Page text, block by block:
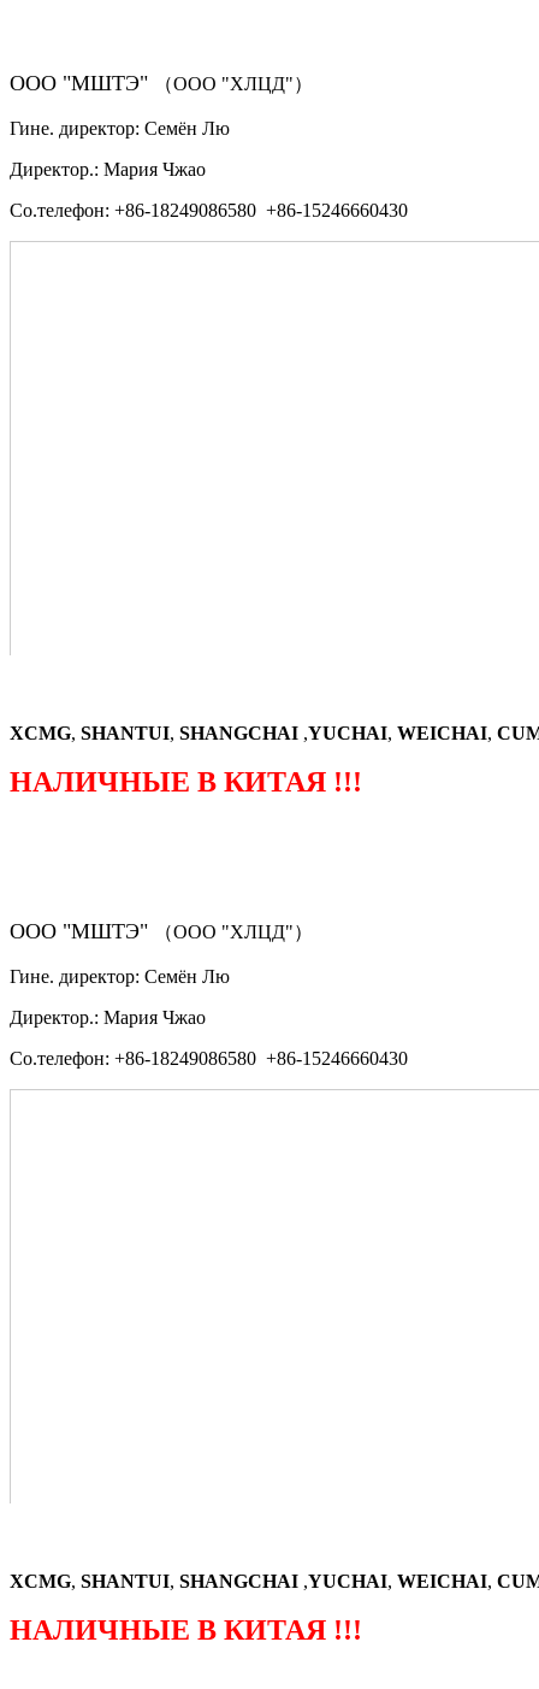
ООО "МШТЭ" （ООО "ХЛЦД"）
Гине. директор: Семён Лю
Директор.: Мария Чжао
Со.телефон: +86-18249086580 +86-15246660430
XCMG, SHANTUI, SHANGCHAI ,YUCHAI, WEICHAI,
НАЛИЧНЫЕ В КИТАЯ !!!
ООО "МШТЭ" （ООО "ХЛЦД"）
Гине. директор: Семён Лю
Директор.: Мария Чжао
Со.телефон: +86-18249086580 +86-15246660430
XCMG, SHANTUI, SHANGCHAI ,YUCHAI, WEICHAI,
НАЛИЧНЫЕ В КИТАЯ !!!